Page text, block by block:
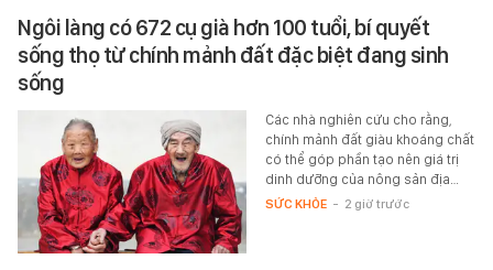
Ngôi làng có 672 cụ già hơn 100 tuổi, bí quyết
sống thọ từ chính mảnh đất đặc biệt đang sinh
sống
Các nhà nghiên cứu cho rằng,
chính mảnh đất giàu khoáng chất
có thể góp phần tạo nên giá trị
dinh dưỡng của nông sản địa…
SỨC KHỎE - 2 giờ trước